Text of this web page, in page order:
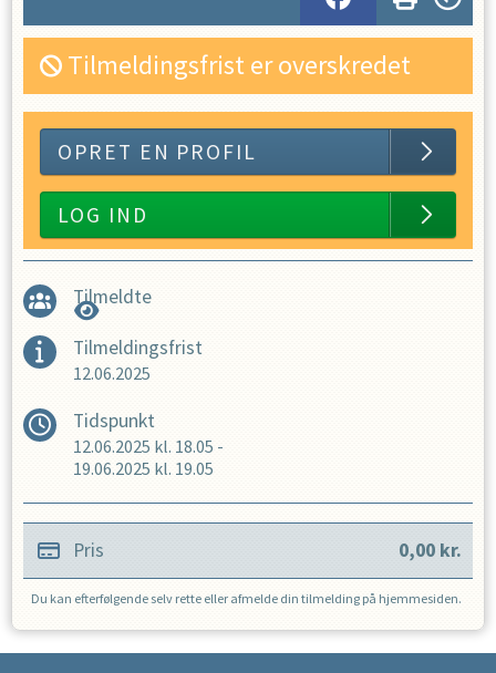
Tilmeldingsfrist er overskredet
OPRET EN PROFIL
LOG IND
Tilmeldte
Tilmeldingsfrist
12.06.2025
Tidspunkt
12.06.2025 kl. 18.05 -
19.06.2025 kl. 19.05
Pris 0,00 kr.
Du kan efterfølgende selv rette eller afmelde din tilmelding på hjemmesiden.